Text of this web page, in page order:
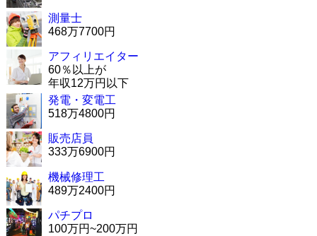
測量士
468万7700円
アフィリエイター
60％以上が
年収12万円以下
発電・変電工
518万4800円
販売店員
333万6900円
機械修理工
489万2400円
パチプロ
100万円~200万円